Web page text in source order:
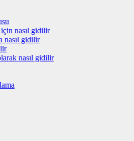
nasıl gidilir
nasıl gidilir
nasıl gidilir